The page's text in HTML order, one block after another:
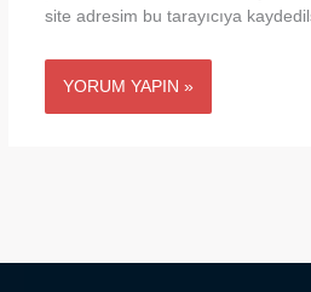
site adresim bu tarayıcıya